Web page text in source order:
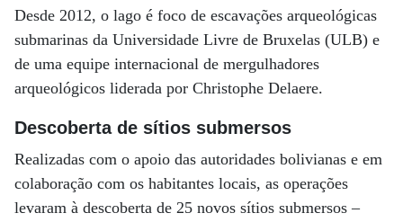
Desde 2012, o lago é foco de escavações arqueológicas
submarinas da Universidade Livre de Bruxelas (ULB) e
de uma equipe internacional de mergulhadores
arqueológicos liderada por Christophe Delaere.
Descoberta de sítios submersos
Realizadas com o apoio das autoridades bolivianas e em
colaboração com os habitantes locais, as operações
levaram à descoberta de 25 novos sítios submersos –